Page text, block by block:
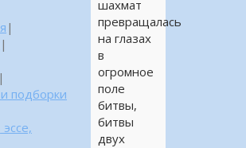
шахмат
превращалась
на глазах
в
огромное
поле
битвы,
битвы
двух
|
|
|
подборки